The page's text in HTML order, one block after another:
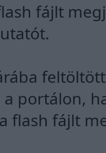
fájlt
portálon,
flash fájlt